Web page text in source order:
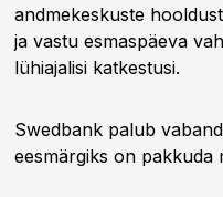
andmekeskuste
ja vastu esmaspäeva
lühiajalisi katkestusi.
Swedbank palub
eesmärgiks on pakkuda